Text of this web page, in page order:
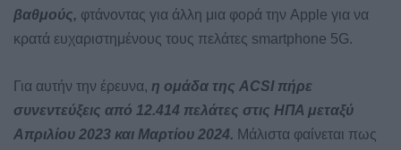
βαθμούς, φτάνοντας για άλλη μια φορά την Apple για να
κρατά ευχαριστημένους τους πελάτες smartphone 5G.
Για αυτήν την έρευνα, η ομάδα της ACSI πήρε
συνεντεύξεις από 12.414 πελάτες στις ΗΠΑ μεταξύ
Απριλίου 2023 και Μαρτίου 2024. Μάλιστα φαίνεται πως